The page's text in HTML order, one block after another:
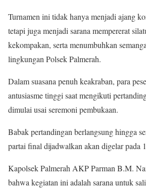
Turnamen ini tidak hanya menjadi ajang
tetapi juga menjadi sarana mempererat
kekompakan, serta menumbuhkan
lingkungan Polsek Palmerah.
Dalam suasana penuh keakraban, para
antusiasme tinggi saat mengikuti
dimulai usai seremoni pembukaan.
Babak pertandingan berlangsung hingga
partai final dijadwalkan akan digelar pada
Kapolsek Palmerah AKP Parman B.M.
bahwa kegiatan ini adalah sarana untuk